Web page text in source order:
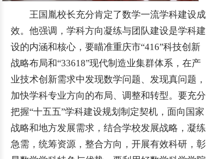
王国胤校长充分肯定了数学一流学科建设成
效。他强调，学科方向凝练与团队建设是学科建
设的内涵和核心，要瞄准重庆市“416”科技创新
战略布局和“33618”现代制造业集群体系，在产
业技术创新需求中发现数学问题、发现真问题，
加快学科专业方向的布局、调整和转型。要充分
把握“十五五”学科建设规划制定契机，面向国家
战略和地方发展需求，结合学校发展战略，凝练
急需，统筹资源，整合方向，开展有效科研，彰